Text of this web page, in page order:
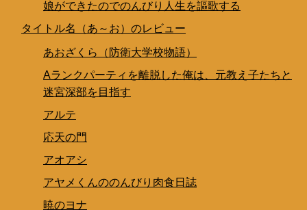
娘ができたのでのんびり人生を謳歌する
タイトル名（あ～お）のレビュー
あおざくら（防衛大学校物語）
Aランクパーティを離脱した俺は、元教え子たちと
迷宮深部を目指す
アルテ
応天の門
アオアシ
アヤメくんののんびり肉食日誌
暁のヨナ